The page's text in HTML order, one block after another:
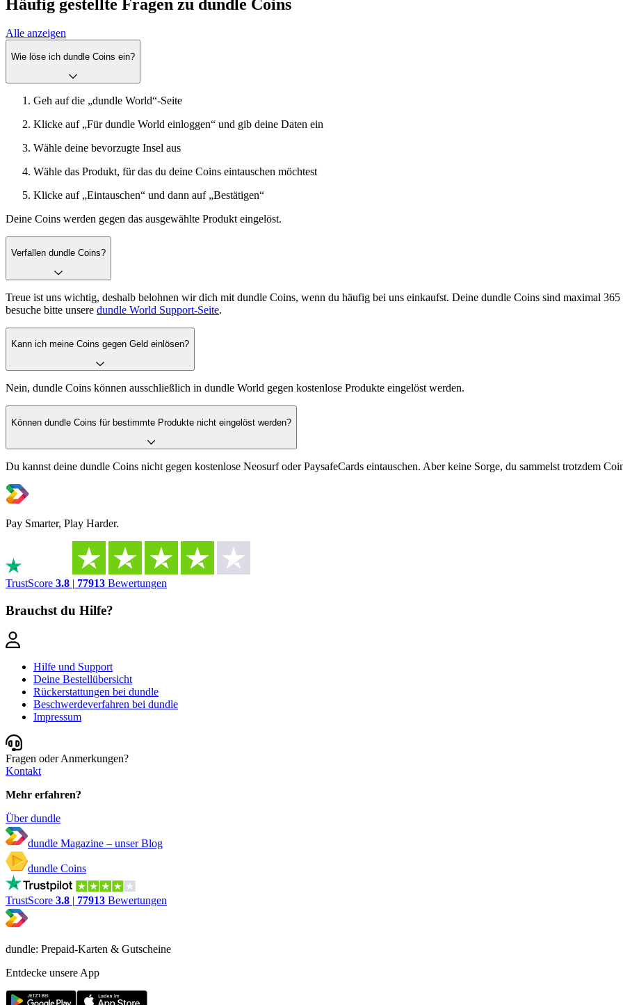
Häufig gestellte Fragen zu dundle Coins
Alle anzeigen
Wie löse ich dundle Coins ein?
Geh auf die „dundle World“-Seite
Klicke auf „Für dundle World einloggen“ und gib deine Daten ein
Wähle deine bevorzugte Insel aus
Wähle das Produkt, für das du deine Coins eintauschen möchtest
Klicke auf „Eintauschen“ und dann auf „Bestätigen“
Deine Coins werden gegen das ausgewählte Produkt eingelöst.
Verfallen dundle Coins?
Treue ist uns wichtig, deshalb belohnen wir dich mit dundle Coins, wenn du häufig bei uns einkaufst. Deine dundle Coins sind maximal
besuche bitte unsere dundle World Support-Seite.
Kann ich meine Coins gegen Geld einlösen?
Nein, dundle Coins können ausschließlich in dundle World gegen kostenlose Produkte eingelöst werden.
Können dundle Coins für bestimmte Produkte nicht eingelöst werden?
Du kannst deine dundle Coins nicht gegen kostenlose Neosurf oder PaysafeCards eintauschen. Aber keine Sorge, du sammelst trotzdem
Pay Smarter, Play Harder.
TrustScore 3.8 | 77913 Bewertungen
Brauchst du Hilfe?
Hilfe und Support
Deine Bestellübersicht
Rückerstattungen bei dundle
Beschwerdeverfahren bei dundle
Impressum
Fragen oder Anmerkungen?
Kontakt
Mehr erfahren?
Über dundle
dundle Magazine – unser Blog
dundle Coins
TrustScore 3.8 | 77913 Bewertungen
dundle: Prepaid-Karten & Gutscheine
Entdecke unsere App